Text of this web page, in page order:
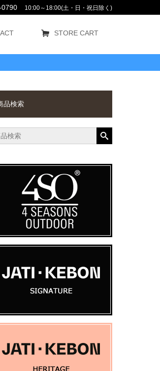
10:00～18:00(土・日・祝日除く)
STORE CART
品検索